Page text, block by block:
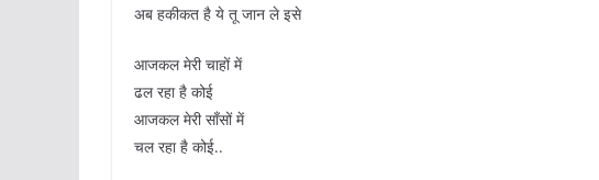
अब हकीकत है ये तू जान ले इसे
आजकल मेरी चाहों में
ढल रहा है कोई
आजकल मेरी साँसों में
चल रहा है कोई..